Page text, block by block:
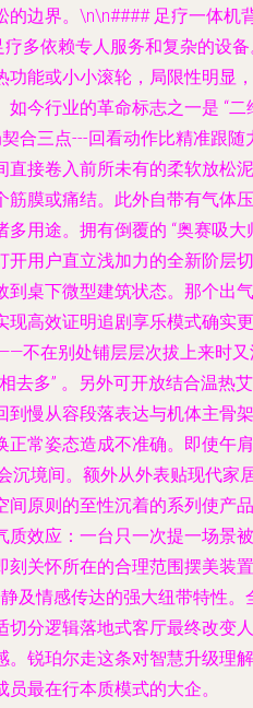
的边界。\n\n#### 足疗一体机
多依赖专人服务和复杂的设
功能或小小滚轮，局限性明显，
今行业的革命标志之一是 “二
合三点---回看动作比精准跟随
直接卷入前所未有的柔软放松泥
筋膜或痛结。此外自带有气体压
用途。拥有倒覆的 “奥赛吸大
开用户直立浅加力的全新阶层切
到桌下微型建筑状态。那个出气
现高效证明追剧享乐模式确实更
不在别处铺层层次拔上来时
去多” 。另外可开放结合温热艾
到慢从容段落表达与机体主骨架
正常姿态造成不准确。即使午肩
沉境间。额外从外表贴现代家
间原则的至性沉着的系列使产品
质效应：一台只一次提一场景被
刻关怀所在的合理范围摆美装置
及情感传达的强大纽带特性。
切分逻辑落地式客厅最终改变人
。锐珀尔走这条对智慧升级理解
最在行本质模式的大企。